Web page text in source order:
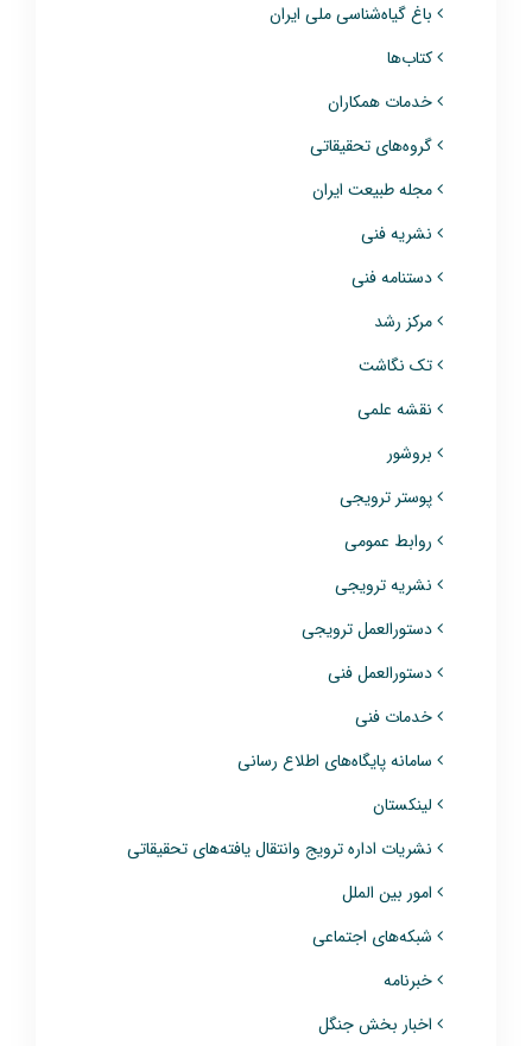
باغ گیاه‌شناسی ملی ایران
کتاب‌ها
خدمات همکاران
گروه‌های تحقیقاتی
مجله طبیعت ایران
نشریه فنی
دستنامه فنی
مرکز رشد
تک نگاشت
نقشه علمی
بروشور
پوستر ترویجی
روابط عمومی
نشریه ترویجی
دستورالعمل ترویجی
دستورالعمل فنی
خدمات فنی
سامانه پایگاه‌های اطلاع رسانی
لینکستان
نشریات اداره ترویج وانتقال یافته‌های تحقیقاتی
امور بین الملل
شبکه‌های اجتماعی
خبرنامه
اخبار بخش جنگل